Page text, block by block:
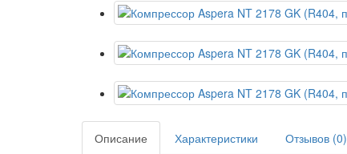
Описание Характеристики
Отзывов (0)